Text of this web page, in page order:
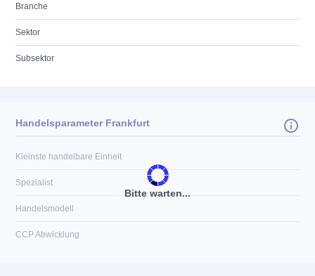
Branche
Sektor
Subsektor
Bitte warten...
Handelsparameter Frankfurt
Kleinste handelbare Einheit
Spezialist
Handelsmodell
CCP Abwicklung